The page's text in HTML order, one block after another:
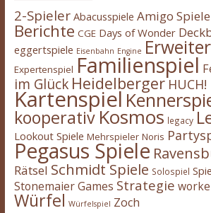
2-Spieler Abacusspiele Amigo Spiele
Berichte CGE Days of Wonder
eggertspiele Eisenbahn Engine
Expertenspiel Familienspiel
im Glück Heidelberger HUCH!
Kartenspiel
kooperativ Kosmos legacy
Lookout Spiele Mehrspieler Noris
Pegasus Spiele
Rätsel Schmidt Spiele Solospiel
Stonemaier Games Strategie
Würfel Würfelspiel Zoch